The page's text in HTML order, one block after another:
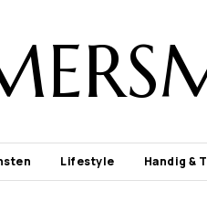
Lifestyle Handig &